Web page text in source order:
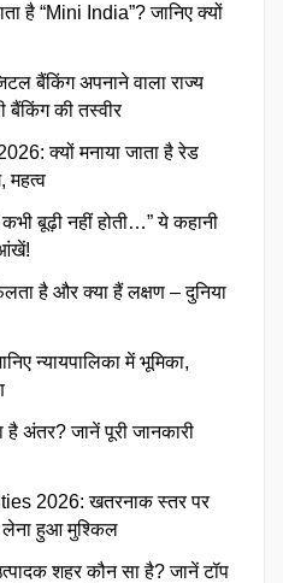
है “Mini India”? जानिए क्यों
बैंकिंग अपनाने वाला राज्य
बैंकिंग की तस्वीर
क्यों मनाया जाता है रेड
महत्व
बूढ़ी नहीं होती…” ये कहानी
है और क्या हैं लक्षण – दुनिया
न्यायपालिका में भूमिका,
अंतर? जानें पूरी जानकारी
2026: खतरनाक स्तर पर
लेना हुआ मुश्किल
शहर कौन सा है? जानें टॉप